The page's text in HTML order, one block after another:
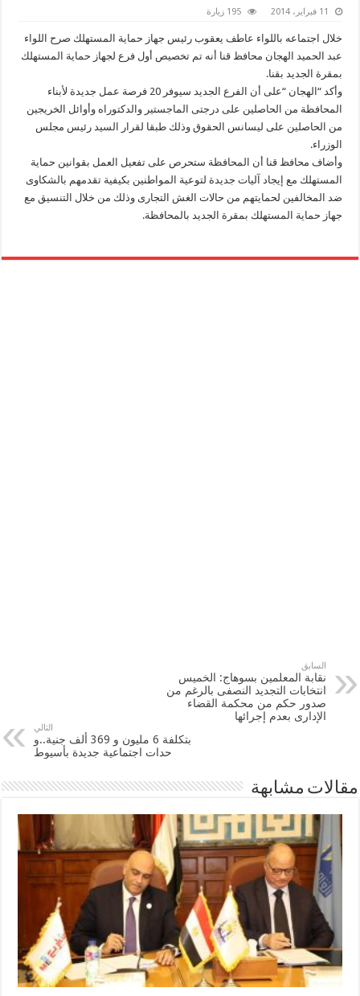
11 فبراير، 2014 195 زيارة
خلال اجتماعه باللواء عاطف يعقوب رئيس جهاز حماية المستهلك صرح اللواء
عبد الحميد الهجان محافظ قنا أنه تم تخصيص أول فرع لجهاز حماية المستهلك
بمقرة الجديد بقنا.
وأكد “الهجان “على أن الفرع الجديد سيوفر 20 فرصة عمل جديدة لأبناء
المحافظة من الحاصلين على درجتى الماجستير والدكتوراه وأوائل الخريجين
من الحاصلين على ليسانس الحقوق وذلك طبقا لقرار السيد رئيس مجلس
الوزراء.
وأضاف محافظ قنا أن المحافظة ستحرص على تفعيل العمل بقوانين حماية
المستهلك مع إيجاد آليات جديدة لتوعية المواطنين بكيفية تقدمهم بالشكاوى
ضد المخالفين لحمايتهم من حالات الغش التجارى وذلك من خلال التنسيق مع
جهاز حماية المستهلك بمقرة الجديد بالمحافظة.
السابق
نقابة المعلمين بسوهاج: الخميس
انتخابات التجديد النصفى بالرغم من
صدور حكم من محكمة القضاء
الإدارى بعدم إجرائها
التالي
بتكلفة 6 مليون و 369 ألف جنية..و
حدات اجتماعية جديدة بأسيوط
مقالات مشابهة